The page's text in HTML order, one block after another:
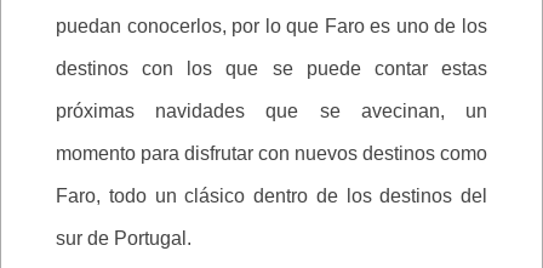
puedan conocerlos, por lo que Faro es uno de los
destinos con los que se puede contar estas
próximas navidades que se avecinan, un
momento para disfrutar con nuevos destinos como
Faro, todo un clásico dentro de los destinos del
sur de Portugal.